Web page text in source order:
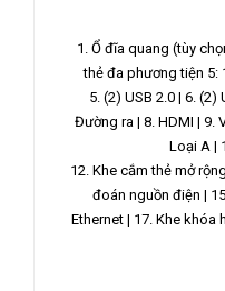
1. Ổ đĩa quang (tùy
thẻ đa phương tiện 5:
5. (2) USB 2.0 | 6. (2)
Đường ra | 8. HDMI | 9.
Loại A |
12. Khe cắm thẻ mở
đoán nguồn điện |
Ethernet | 17. Khe khóa